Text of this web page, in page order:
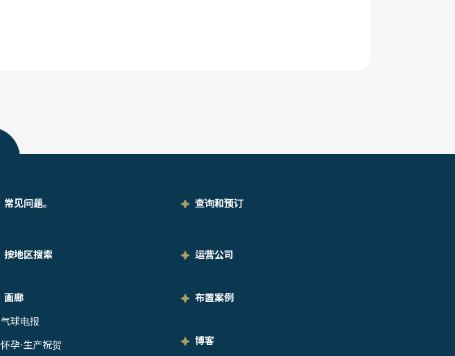
常见问题。 查询和预订
按地区搜索
画廊
气球电报
怀孕·生产祝贺
运营公司
布置案例
博客